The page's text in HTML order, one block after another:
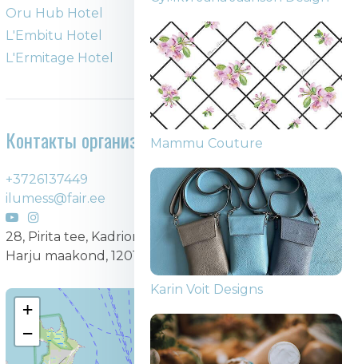
Oru Hub Hotel
L'Embitu Hotel
L'Ermitage Hotel
Контакты организатора
+3726137449
ilumess@fair.ee
28, Pirita tee, Kadriorg, Kesklinna linnaosa, Tallinn,
Harju maakond, 12011, Eesti
+
−
Сумки Jana Jaanson Design
Mammu Couture